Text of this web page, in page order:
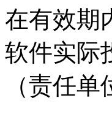
在有效期
软件实际
（责任